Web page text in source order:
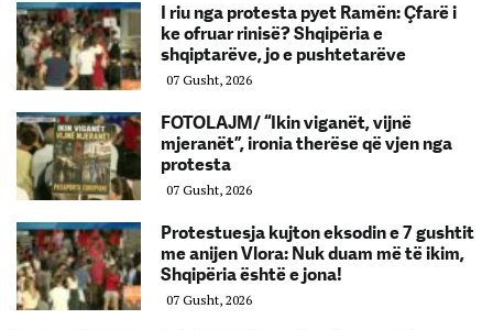
I riu nga protesta pyet Ramën: Çfarë i
ke ofruar rinisë? Shqipëria e
shqiptarëve, jo e pushtetarëve
07 Gusht, 2026
FOTOLAJM/ “Ikin viganët, vijnë
mjeranët”, ironia therëse që vjen nga
protesta
07 Gusht, 2026
Protestuesja kujton eksodin e 7 gushtit
me anijen Vlora: Nuk duam më të ikim,
Shqipëria është e jona!
07 Gusht, 2026